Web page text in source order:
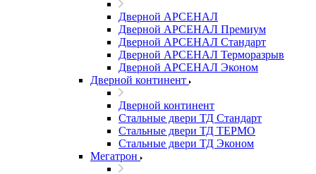
Дверной АРСЕНАЛ
Дверной АРСЕНАЛ Премиум
Дверной АРСЕНАЛ Стандарт
Дверной АРСЕНАЛ Терморазрыв
Дверной АРСЕНАЛ Эконом
Дверной континент
Дверной континент
Стальные двери ТД Стандарт
Стальные двери ТД ТЕРМО
Стальные двери ТД Эконом
Мегатрон